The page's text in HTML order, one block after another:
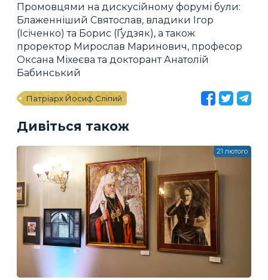
Промовцями на дискусійному форумі були:
Блаженніший Святослав, владики Ігор
(Ісіченко) та Борис (Ґудзяк), а також
проректор Мирослав Маринович, професор
Оксана Міхеєва та докторант Анатолій
Бабинський
Патріарх Йосиф Сліпий
Дивіться також
21 лютого